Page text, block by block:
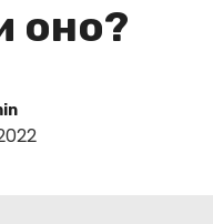
оно?